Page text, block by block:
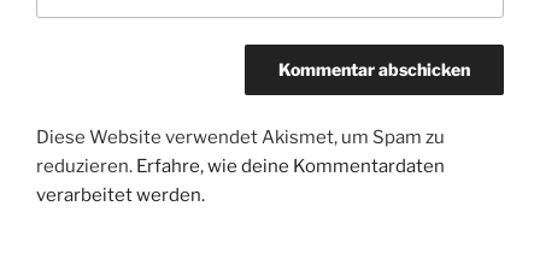
Diese Website verwendet Akismet, um Spam zu
reduzieren. Erfahre, wie deine Kommentardaten
verarbeitet werden.